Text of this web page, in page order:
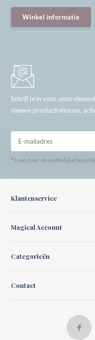
Winkel informatie
Schrijf je in voor onze
nieuwe productreleases,
* Lees hier de wettelijke
Klantenservice
Magical Account
Categorieën
Contact